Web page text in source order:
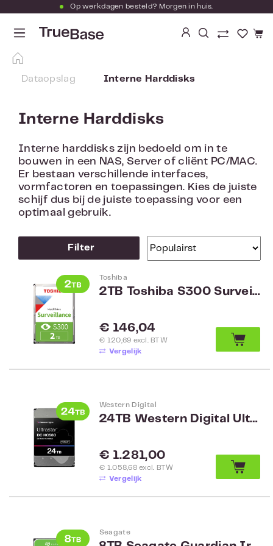
Ga naar de hoofdinhoud
Op werkdagen besteld? Morgen in huis.
Je
Dataopslag Interne Harddisks
Interne Harddisks
Interne harddisks zijn bedoeld om in te
bouwen in een NAS, Server of cliënt PC/MAC.
Er bestaan verschillende interfaces,
vormfactoren en toepassingen. Kies de juiste
schijf dus bij de juiste toepassing voor een
optimaal gebruik.
Filter
Toshiba
2TB Toshiba S300 Surveillance HDWT720UZSVA
Normale prijs:
€ 146,04
€ 120,69 excl. BTW
Vergelijk
Western Digital
24TB Western Digital Ultrastar DC HC580 (SATA 6Gb/s) WUH722424ALE6L4 512e/4Kn SE
Normale prijs:
€ 1.281,00
€ 1.058,68 excl. BTW
Vergelijk
Seagate